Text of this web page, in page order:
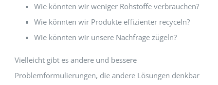
Wie könnten wir weniger Rohstoffe verbrauchen?
Wie könnten wir Produkte effizienter recyceln?
Wie könnten wir unsere Nachfrage zügeln?
Vielleicht gibt es andere und bessere
Problemformulierungen, die andere Lösungen denkbar